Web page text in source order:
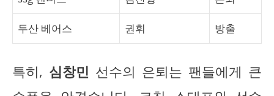
두산 베어스 권휘 방출
특히, 심창민 선수의 은퇴는 팬들에게 큰